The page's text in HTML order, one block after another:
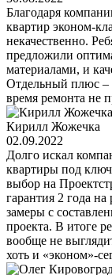
Благодаря
квартир эконом-
некачественно.
предложили
материалами, и
Отдельный плюс –
время ремонта не
Кирилл Жожечка
02.09.2022
Долго искал
квартиры под
выбор на
гарантия 2 года
замеры с
проекта. В итоге
вообще не
хоть и «эконом»-